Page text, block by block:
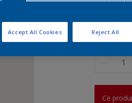
Quantité
Ce
Reject All
Accept All Cookies